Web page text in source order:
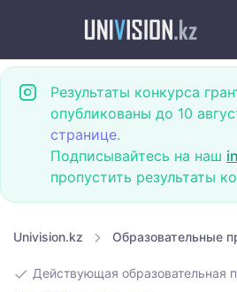
Результаты конкурса
опубликованы до 10
странице.
Подписывайтесь на наш
пропустить результаты
Univision.kz Образовательные
Действующая образовательная